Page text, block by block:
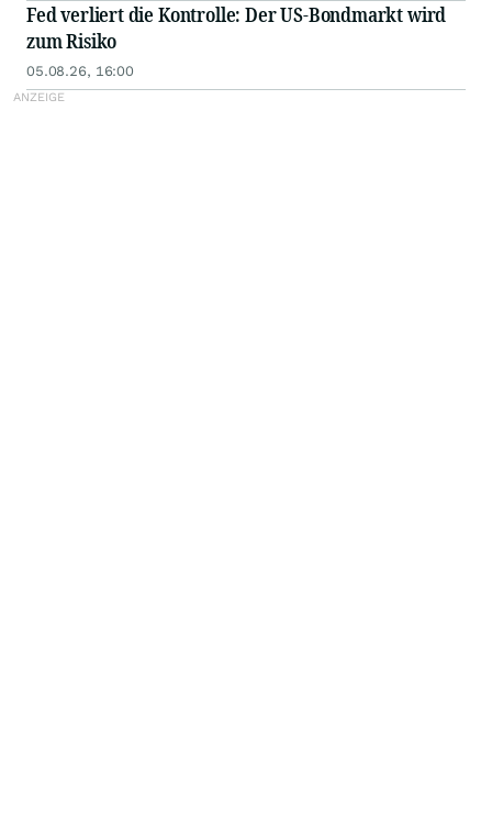
Fed verliert die Kontrolle: Der US-Bondmarkt wird
zum Risiko
05.08.26, 16:00